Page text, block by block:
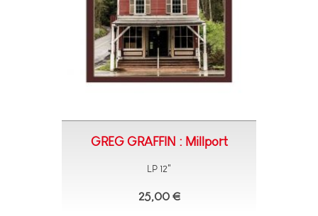
GREG GRAFFIN : Millport
LP 12"
25,00 €